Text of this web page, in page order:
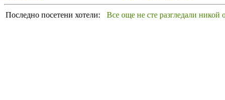
Последно посетени хотели: Все още не сте разгледали никой